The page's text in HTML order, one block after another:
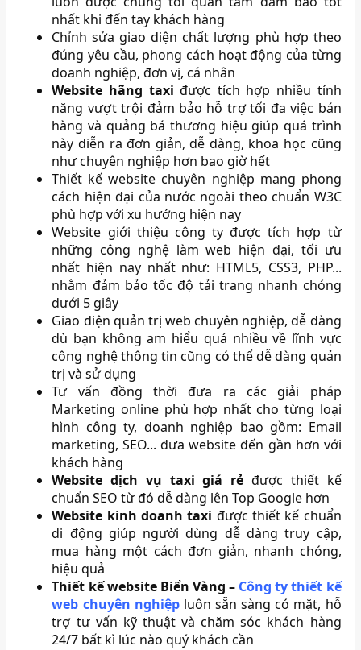
nhất khi đến tay khách hàng
Chỉnh sửa giao diện chất lượng phù hợp theo
đúng yêu cầu, phong cách hoạt động của từng
doanh nghiệp, đơn vị, cá nhân
Website hãng taxi được tích hợp nhiều tính
năng vượt trội đảm bảo hỗ trợ tối đa việc bán
hàng và quảng bá thương hiệu giúp quá trình
này diễn ra đơn giản, dễ dàng, khoa học cũng
như chuyên nghiệp hơn bao giờ hết
Thiết kế website chuyên nghiệp mang phong
cách hiện đại của nước ngoài theo chuẩn W3C
phù hợp với xu hướng hiện nay
Website giới thiệu công ty được tích hợp từ
những công nghệ làm web hiện đại, tối ưu
nhất hiện nay nhất như: HTML5, CSS3, PHP...
nhằm đảm bảo tốc độ tải trang nhanh chóng
dưới 5 giây
Giao diện quản trị web chuyên nghiệp, dễ dàng
dù bạn không am hiểu quá nhiều về lĩnh vực
công nghệ thông tin cũng có thể dễ dàng quản
trị và sử dụng
Tư vấn đồng thời đưa ra các giải pháp
Marketing online phù hợp nhất cho từng loại
hình công ty, doanh nghiệp bao gồm: Email
marketing, SEO... đưa website đến gần hơn với
khách hàng
Website dịch vụ taxi giá rẻ được thiết kế
chuẩn SEO từ đó dễ dàng lên Top Google hơn
Website kinh doanh taxi được thiết kế chuẩn
di động giúp người dùng dễ dàng truy cập,
mua hàng một cách đơn giản, nhanh chóng,
hiệu quả
Thiết kế website Biển Vàng – Công ty thiết kế
web chuyên nghiệpluôn sẵn sàng có mặt, hỗ
trợ tư vấn kỹ thuật và chăm sóc khách hàng
24/7 bất kì lúc nào quý khách cần